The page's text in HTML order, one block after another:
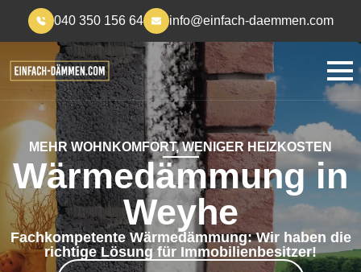
040 350 156 64 info@einfach-daemmen.com
MEHR WOHNKOMFORT, WENIGER HEIZKOSTEN
Wärmedämmung in
Weyhe
Fachkompetente Wärmedämmung: Wir haben die
richtige Lösung für Immobilienbesitzer!